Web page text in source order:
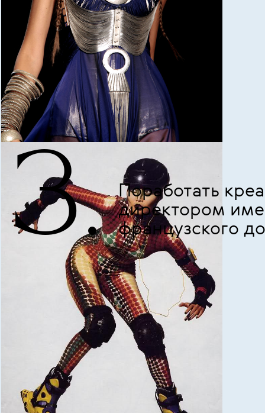
Поработать
директором
французского
3.